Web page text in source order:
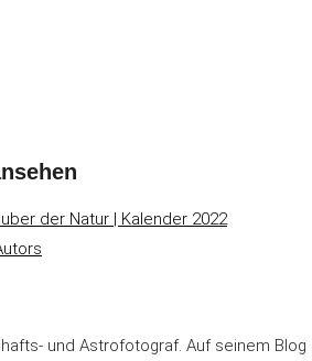
der Natur | Kalender 2022
und Astrofotograf. Auf seinem